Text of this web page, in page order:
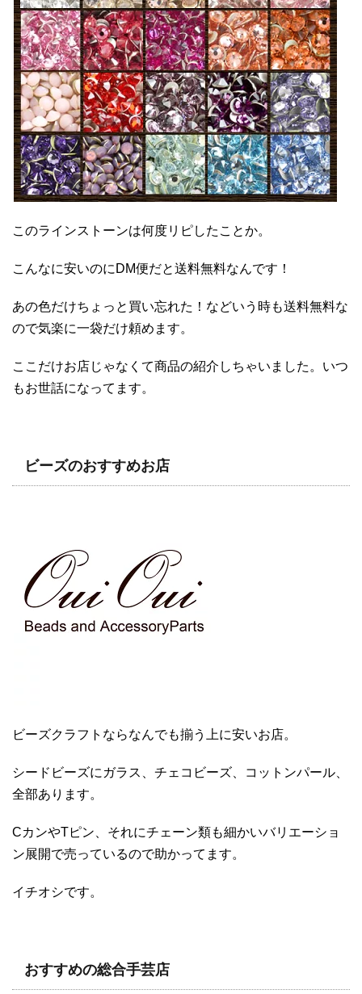
このラインストーンは何度リピしたことか。
こんなに安いのにDM便だと送料無料なんです！
あの色だけちょっと買い忘れた！などいう時も送料無料な
ので気楽に一袋だけ頼めます。
ここだけお店じゃなくて商品の紹介しちゃいました。いつ
もお世話になってます。
ビーズのおすすめお店
ビーズクラフトならなんでも揃う上に安いお店。
シードビーズにガラス、チェコビーズ、コットンパール、
全部あります。
CカンやTピン、それにチェーン類も細かいバリエーショ
ン展開で売っているので助かってます。
イチオシです。
おすすめの総合手芸店